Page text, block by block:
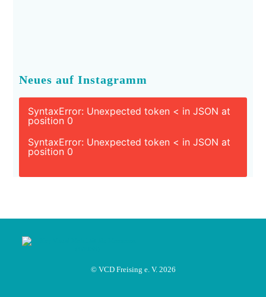
Neues auf Instagramm
SyntaxError: Unexpected token < in JSON at
position 0
SyntaxError: Unexpected token < in JSON at
position 0
© VCD Freising e. V. 2026